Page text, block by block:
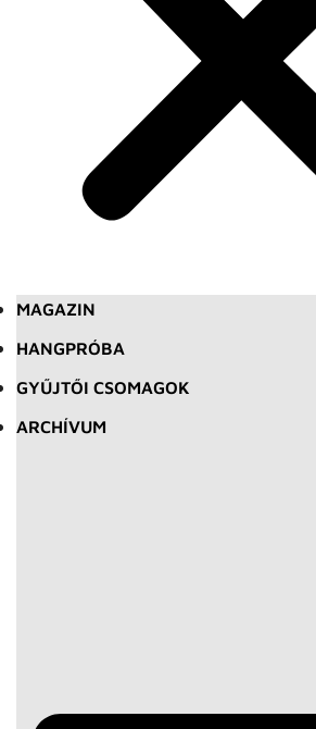
MAGAZIN
HANGPRÓBA
GYŰJTŐI CSOMAGOK
ARCHÍVUM